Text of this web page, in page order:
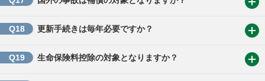
Q18 更新手続きは毎年必要ですか？
Q19 生命保険料控除の対象となりますか？